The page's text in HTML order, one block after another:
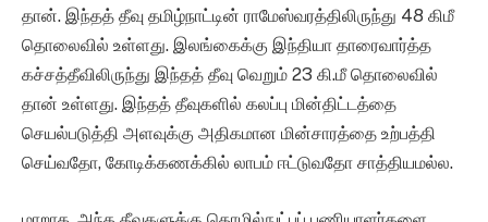
தான். இந்தத் தீவு தமிழ்நாட்டின் ராமேஸ்வரத்திலிருந்து 48 கிமீ
தொலைவில் உள்ளது. இலங்கைக்கு இந்தியா தாரைவார்த்த
கச்சத்தீவிலிருந்து இந்தத் தீவு வெறும் 23 கி.மீ தொலைவில்
தான் உள்ளது. இந்தத் தீவுகளில் கலப்பு மின்திட்டத்தை
செயல்படுத்தி அளவுக்கு அதிகமான மின்சாரத்தை உற்பத்தி
செய்வதோ, கோடிக்கணக்கில் லாபம் ஈட்டுவதோ சாத்தியமல்ல.